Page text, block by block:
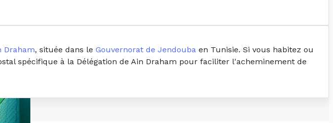
Draham, située dans le Gouvernorat de Jendouba en Tunisie. Si vous habitez ou
spécifique à la Délégation de Ain Draham pour faciliter l'acheminement de